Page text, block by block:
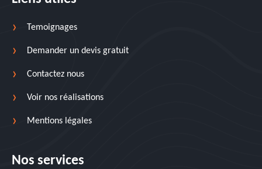
Temoignages
Demander un devis gratuit
Contactez nous
Voir nos réalisations
Mentions légales
Nos services